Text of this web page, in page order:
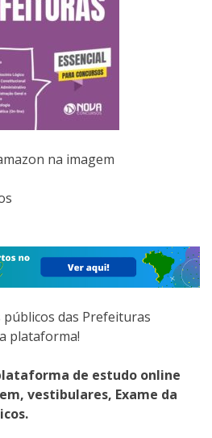
na imagem
das Prefeituras
plataforma!
de estudo online
vestibulares, Exame da